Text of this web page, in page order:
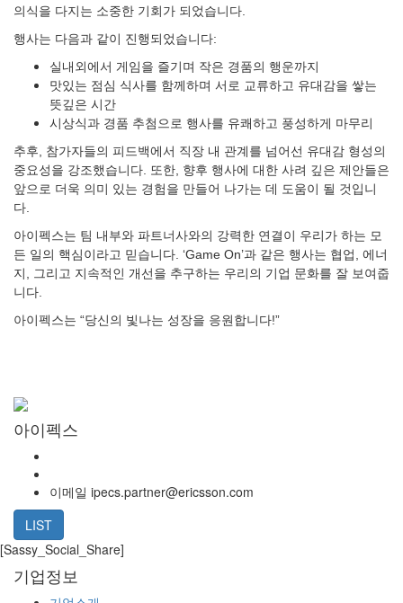
의식을 다지는 소중한 기회가 되었습니다.
행사는 다음과 같이 진행되었습니다:
실내외에서 게임을 즐기며 작은 경품의 행운까지
맛있는 점심 식사를 함께하며 서로 교류하고 유대감을 쌓는
뜻깊은 시간
시상식과 경품 추첨으로 행사를 유쾌하고 풍성하게 마무리
추후, 참가자들의 피드백에서 직장 내 관계를 넘어선 유대감 형성의
중요성을 강조했습니다. 또한, 향후 행사에 대한 사려 깊은 제안들은
앞으로 더욱 의미 있는 경험을 만들어 나가는 데 도움이 될 것입니
다.
아이펙스는 팀 내부와 파트너사와의 강력한 연결이 우리가 하는 모
든 일의 핵심이라고 믿습니다. ‘Game On’과 같은 행사는 협업, 에너
지, 그리고 지속적인 개선을 추구하는 우리의 기업 문화를 잘 보여줍
니다.
아이펙스는 “당신의 빛나는 성장을 응원합니다!”
아이펙스
이메일 ipecs.partner@ericsson.com
LIST
[Sassy_Social_Share]
기업정보